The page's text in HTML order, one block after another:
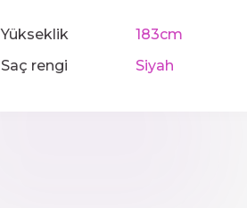
Yükseklik
183cm
Saç rengi
Siyah